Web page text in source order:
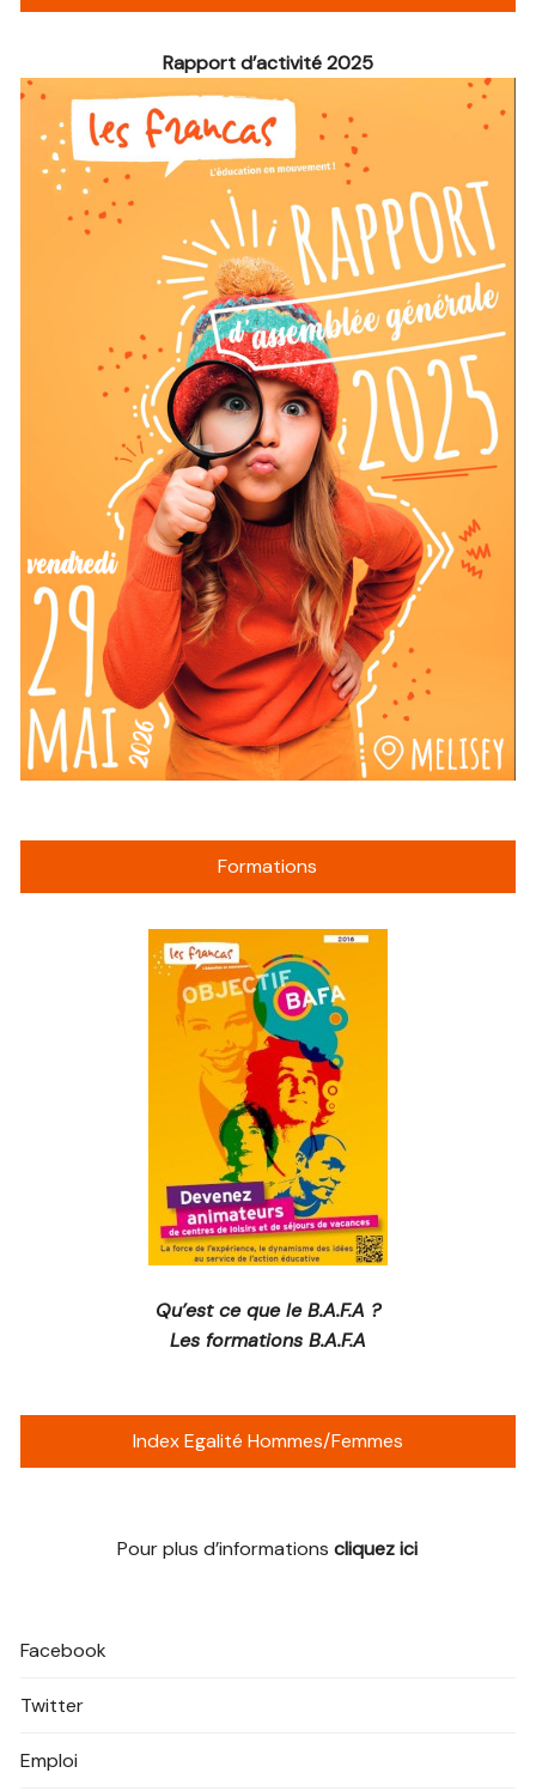
Rapport d’activité 2025
Formations
Qu’est ce que le B.A.F.A ?
Les formations B.A.F.A
Index Egalité Hommes/Femmes
Pour plus d’informationscliquez ici
Facebook
Twitter
Emploi